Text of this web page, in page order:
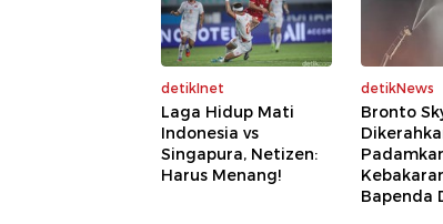
detikInet
Laga Hidup Mati
Indonesia vs
Singapura, Netizen:
Harus Menang!
detikNews
Bronto
Bapenda